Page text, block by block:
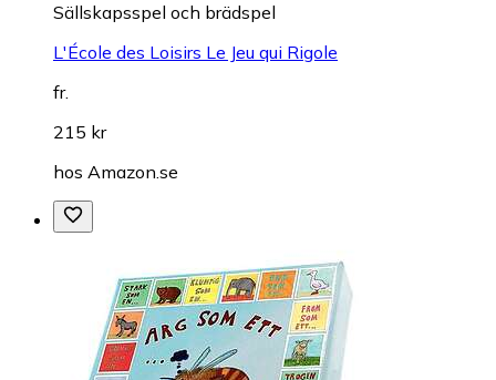
Sällskapsspel och brädspel
L'École des Loisirs Le Jeu qui Rigole
fr.
215 kr
hos Amazon.se